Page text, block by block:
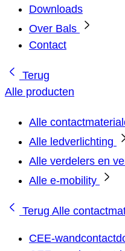
Downloads
Over Bals
Contact
Terug
Alle producten
Alle
Alle ledverlichting
Alle verdelers en
Alle e-mobility
Terug Alle
CEE-